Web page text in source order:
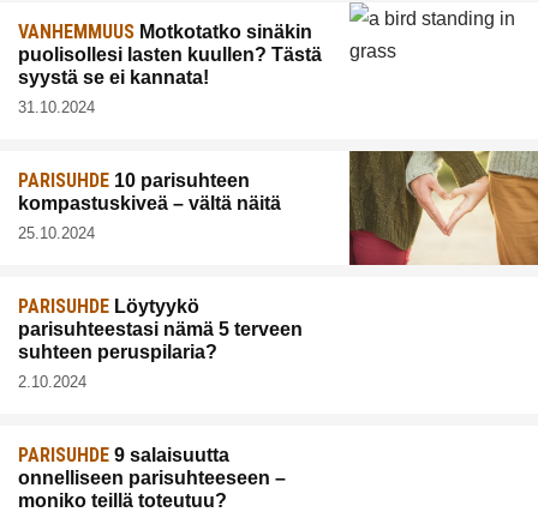
VANHEMMUUS Motkotatko sinäkin
puolisollesi lasten kuullen? Tästä
syystä se ei kannata!
31.10.2024
PARISUHDE 10 parisuhteen
kompastuskiveä – vältä näitä
25.10.2024
PARISUHDE Löytyykö
parisuhteestasi nämä 5 terveen
suhteen peruspilaria?
2.10.2024
PARISUHDE 9 salaisuutta
onnelliseen parisuhteeseen –
moniko teillä toteutuu?